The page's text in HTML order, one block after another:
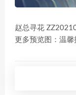
赵总寻花
更多预览图：温